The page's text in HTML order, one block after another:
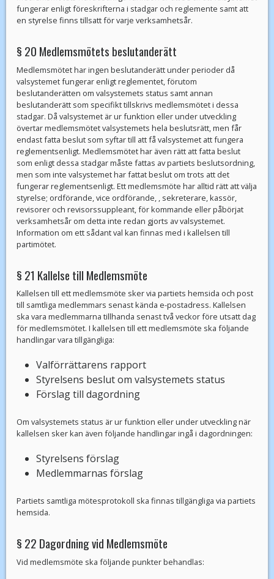
fungerar enligt föreskrifterna i stadgar och reglemente samt att
en styrelse finns tillsatt för varje verksamhetsår.
§ 20 Medlemsmötets beslutanderätt
Medlemsmötet har ingen beslutanderätt under perioder då
valsystemet fungerar enligt reglementet, förutom
beslutanderätten om valsystemets status samt annan
beslutanderätt som specifikt tillskrivs medlemsmötet i dessa
stadgar. Då valsystemet är ur funktion eller under utveckling
övertar medlemsmötet valsystemets hela beslutsrätt, men får
endast fatta beslut som syftar till att få valsystemet att fungera
reglementsenligt. Medlemsmötet har även rätt att fatta beslut
som enligt dessa stadgar måste fattas av partiets beslutsordning,
men som inte valsystemet har fattat beslut om trots att det
fungerar reglementsenligt. Ett medlemsmöte har alltid rätt att välja
styrelse; ordförande, vice ordförande, , sekreterare, kassör,
revisorer och revisorssuppleant, för kommande eller påbörjat
verksamhetsår om detta inte redan gjorts av valsystemet.
Information om ett sådant val kan finnas med i kallelsen till
partimötet.
§ 21 Kallelse till Medlemsmöte
Kallelsen till ett medlemsmöte sker via partiets hemsida och post
till samtliga medlemmars senast kända e-postadress. Kallelsen
ska vara medlemmarna tillhanda senast två veckor före utsatt dag
för medlemsmötet. I kallelsen till ett medlemsmöte ska följande
handlingar vara tillgängliga:
Valförrättarens rapport
Styrelsens beslut om valsystemets status
Förslag till dagordning
Om valsystemets status är ur funktion eller under utveckling när
kallelsen sker kan även följande handlingar ingå i dagordningen:
Styrelsens förslag
Medlemmarnas förslag
Partiets samtliga mötesprotokoll ska finnas tillgängliga via partiets
hemsida.
§ 22 Dagordning vid Medlemsmöte
Vid medlemsmöte ska följande punkter behandlas: